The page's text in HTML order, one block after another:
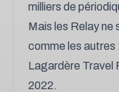
milliers de
Mais les Relay ne
comme les autres
Lagardère Travel
2022.